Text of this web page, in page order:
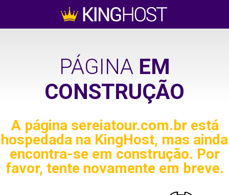
PÁGINA EM
CONSTRUÇÃO
A página sereiatour.com.brestá
hospedada na KingHost, mas ainda
encontra-se em construção. Por
favor, tente novamente em breve.